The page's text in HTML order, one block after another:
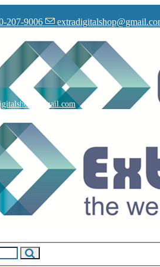
207-9006